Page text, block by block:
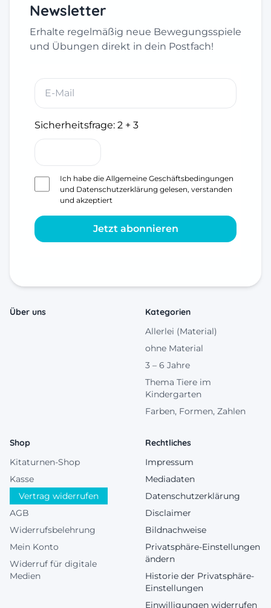
Newsletter
Erhalte regelmäßig neue Bewegungsspiele
und Übungen direkt in dein Postfach!
Sicherheitsfrage: 2 + 3
Ich habe die Allgemeine Geschäftsbedingungen
und Datenschutzerklärung gelesen, verstanden
und akzeptiert
Jetzt abonnieren
Über uns
Kategorien
Allerlei (Material)
ohne Material
3 – 6 Jahre
Thema Tiere im
Kindergarten
Farben, Formen, Zahlen
Shop
Kitaturnen-Shop
Kasse
Vertrag widerrufen
AGB
Widerrufsbelehrung
Mein Konto
Widerruf für digitale
Medien
Rechtliches
Impressum
Mediadaten
Datenschutzerklärung
Disclaimer
Bildnachweise
Privatsphäre-Einstellungen
ändern
Historie der Privatsphäre-
Einstellungen
Einwilligungen widerrufen